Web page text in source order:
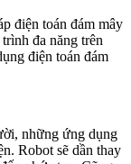
điện toán đám mây
đa năng trên
điện toán đám
những ứng dụng
Robot sẽ dần thay